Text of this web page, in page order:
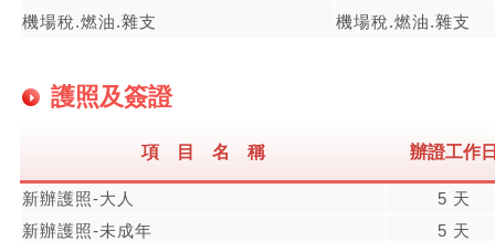
機場稅.燃油.雜支
機場稅.燃油.雜支
護照及簽證
項 目 名 稱 辦證工作
新辦護照-大人
5 天
新辦護照-未成年
5 天